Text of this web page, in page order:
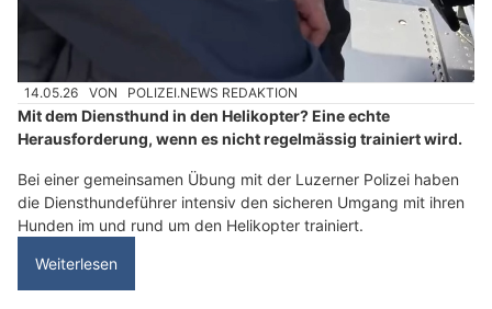
14.05.26 VON POLIZEI.NEWS REDAKTION
Mit dem Diensthund in den Helikopter? Eine echte
Herausforderung, wenn es nicht regelmässig trainiert wird.
Bei einer gemeinsamen Übung mit der Luzerner Polizei haben
die Diensthundeführer intensiv den sicheren Umgang mit ihren
Hunden im und rund um den Helikopter trainiert.
Weiterlesen